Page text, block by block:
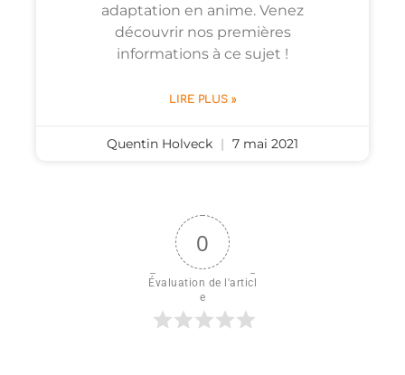
adaptation en anime. Venez
découvrir nos premières
informations à ce sujet !
LIRE PLUS »
Quentin Holveck 7 mai 2021
0
Évaluation de l'articl
e